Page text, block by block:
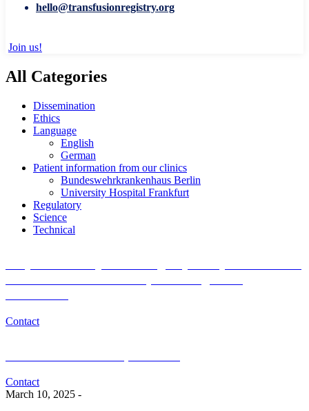
hello@transfusionregistry.org
Join us!
All Categories
Dissemination
Ethics
Language
English
German
Patient information from our clinics
Bundeswehrkrankenhaus Berlin
University Hospital Frankfurt
Regulatory
Science
Technical
Contact
Contact
March 10, 2025 -